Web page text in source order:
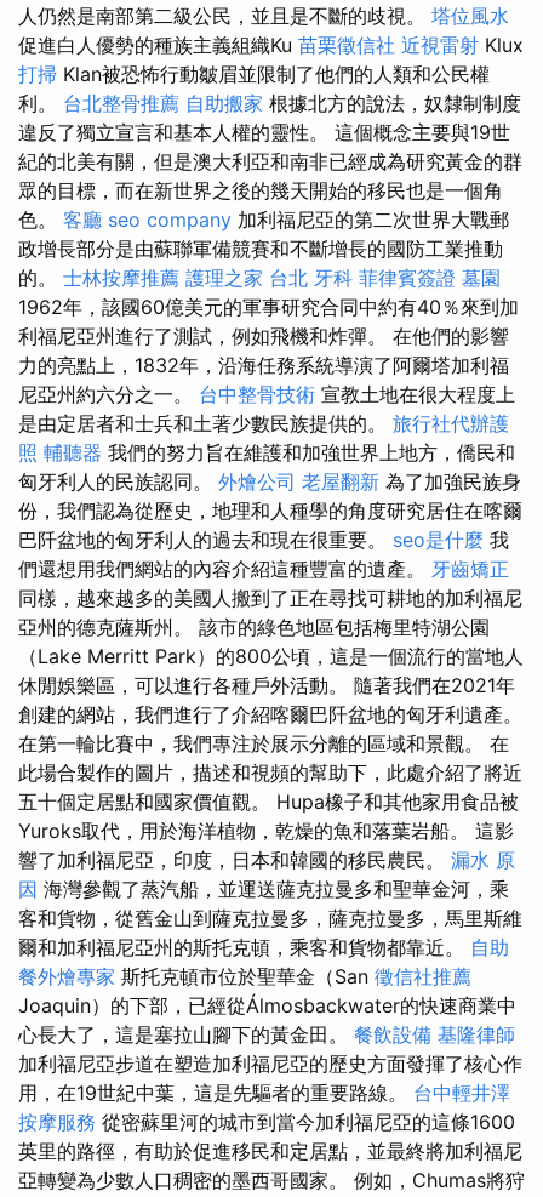
人仍然是南部第二級公民，並且是不斷的歧視。 塔位風水
促進白人優勢的種族主義組織Ku 苗栗徵信社 近視雷射 Klux
打掃 Klan被恐怖行動皺眉並限制了他們的人類和公民權
利。 台北整骨推薦 自助搬家 根據北方的說法，奴隸制制度
違反了獨立宣言和基本人權的靈性。 這個概念主要與19世
紀的北美有關，但是澳大利亞和南非已經成為研究黃金的群
眾的目標，而在新世界之後的幾天開始的移民也是一個角
色。 客廳 seo company 加利福尼亞的第二次世界大戰郵
政增長部分是由蘇聯軍備競賽和不斷增長的國防工業推動
的。 士林按摩推薦 護理之家 台北 牙科 菲律賓簽證 墓園
1962年，該國60億美元的軍事研究合同中約有40％來到加
利福尼亞州進行了測試，例如飛機和炸彈。 在他們的影響
力的亮點上，1832年，沿海任務系統導演了阿爾塔加利福
尼亞州約六分之一。 台中整骨技術 宣教土地在很​​大程度上
是由定居者和士兵和土著少數民族提供的。 旅行社代辦護
照 輔聽器 我們的努力旨在維護和加強世界上地方，僑民和
匈牙利人的民族認同。 外燴公司 老屋翻新 為了加強民族身
份，我們認為從歷史，地理和人種學的角度研究居住在喀爾
巴阡盆地的匈牙利人的過去和現在很重要。 seo是什麼 我
們還想用我們網站的內容介紹這種豐富的遺產。 牙齒矯正
同樣，越來越多的美國人搬到了正在尋找可耕地的加利福尼
亞州的德克薩斯州。 該市的綠色地區包括梅里特湖公園
（Lake Merritt Park）的800公頃，這是一個流行的當地人
休閒娛樂區，可以進行各種戶外活動。 隨著我們在2021年
創建的網站，我們進行了介紹喀爾巴阡盆地的匈牙利遺產。
在第一輪比賽中，我們專注於展示分離的區域和景觀。 在
此場合製作的圖片，描述和視頻的幫助下，此處介紹了將近
五十個定居點和國家價值觀。 Hupa橡子和其他家用食品被
Yuroks取代，用於海洋植物，乾燥的魚和落葉岩船。 這影
響了加利福尼亞，印度，日本和韓國的移民農民。 漏水 原
因 海灣參觀了蒸汽船，並運送薩克拉曼多和聖華金河，乘
客和貨物，從舊金山到薩克拉曼多，薩克拉曼多，馬里斯維
爾和加利福尼亞州的斯托克頓，乘客和貨物都靠近。 自助
餐外燴專家 斯托克頓市位於聖華金（San 徵信社推薦
Joaquin）的下部，已經從Álmosbackwater的快速商業中
心長大了，這是塞拉山腳下的黃金田。 餐飲設備 基隆律師
加利福尼亞步道在塑造加利福尼亞的歷史方面發揮了核心作
用，在19世紀中葉，這是先驅者的重要路線。 台中輕井澤
按摩服務 從密蘇里河的城市到當今加利福尼亞的這條1600
英里的路徑，有助於促進移民和定居點，並最終將加利福尼
亞轉變為少數人口稠密的墨西哥國家。 例如，Chumas將狩